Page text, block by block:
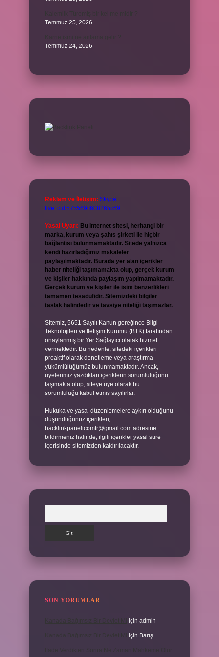
Temmuz 25, 2026
Temmuz 24, 2026
Reklam ve İletişim: Skype:
live:.cid.575569c608265c69
Yasal Uyarı: Bu internet sitesi, herhangi bir
marka, kurum veya şahıs şirketi ile hiçbir
bağlantısı bulunmamaktadır. Sitede yalnızca
kendi hazırladığımız makaleler
paylaşılmaktadır. Burada yer alan içerikler
haber niteliği taşımamakta olup, gerçek kurum
ve kişiler hakkında paylaşım yapılmamaktadır.
Gerçek kurum ve kişiler ile isim benzerlikleri
tamamen tesadüfidir. Sitemizdeki bilgiler
taslak halindedir ve tavsiye niteliği taşımazlar.
Sitemiz, 5651 Sayılı Kanun gereğince Bilgi
Teknolojileri ve İletişim Kurumu (BTK) tarafından
onaylanmış bir Yer Sağlayıcı olarak hizmet
vermektedir. Bu nedenle, sitedeki içerikleri
proaktif olarak denetleme veya araştırma
yükümlülüğümüz bulunmamaktadır. Ancak,
üyelerimiz yazdıkları içeriklerin sorumluluğunu
taşımakta olup, siteye üye olarak bu
sorumluluğu kabul etmiş sayılırlar.
Hukuka ve yasal düzenlemelere aykırı olduğunu
düşündüğünüz içerikleri,
backlinkpanelicomtr@gmail.com adresine
bildirmeniz halinde, ilgili içerikler yasal süre
içerisinde sitemizden kaldırılacaktır.
SON YORUMLAR
için admin
için Barış